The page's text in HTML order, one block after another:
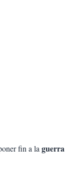
fin a laguerra